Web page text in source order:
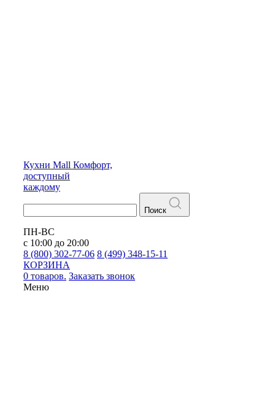
Кухни Mall Комфорт,
доступный
каждому
Поиск
ПН-ВС
с 10:00 до 20:00
8 (800) 302-77-06 8 (499) 348-15-11
КОРЗИНА
0 товаров. Заказать звонок
Меню